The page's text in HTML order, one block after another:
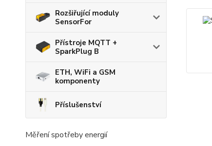
Rozšiřující moduly
SensorFor
Přístroje MQTT +
SparkPlug B
ETH, WiFi a GSM
komponenty
Příslušenství
Měření spotřeby energií